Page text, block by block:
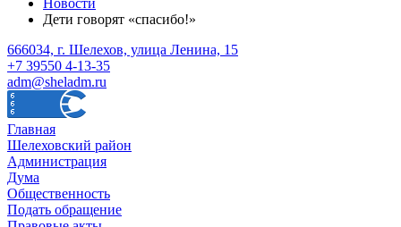
Дети говорят «спасибо!»
666034, г. Шелехов, улица Ленина, 15
+7 39550 4-13-35
adm@sheladm.ru
Главная
Шелеховский район
Администрация
Дума
Общественность
Подать обращение